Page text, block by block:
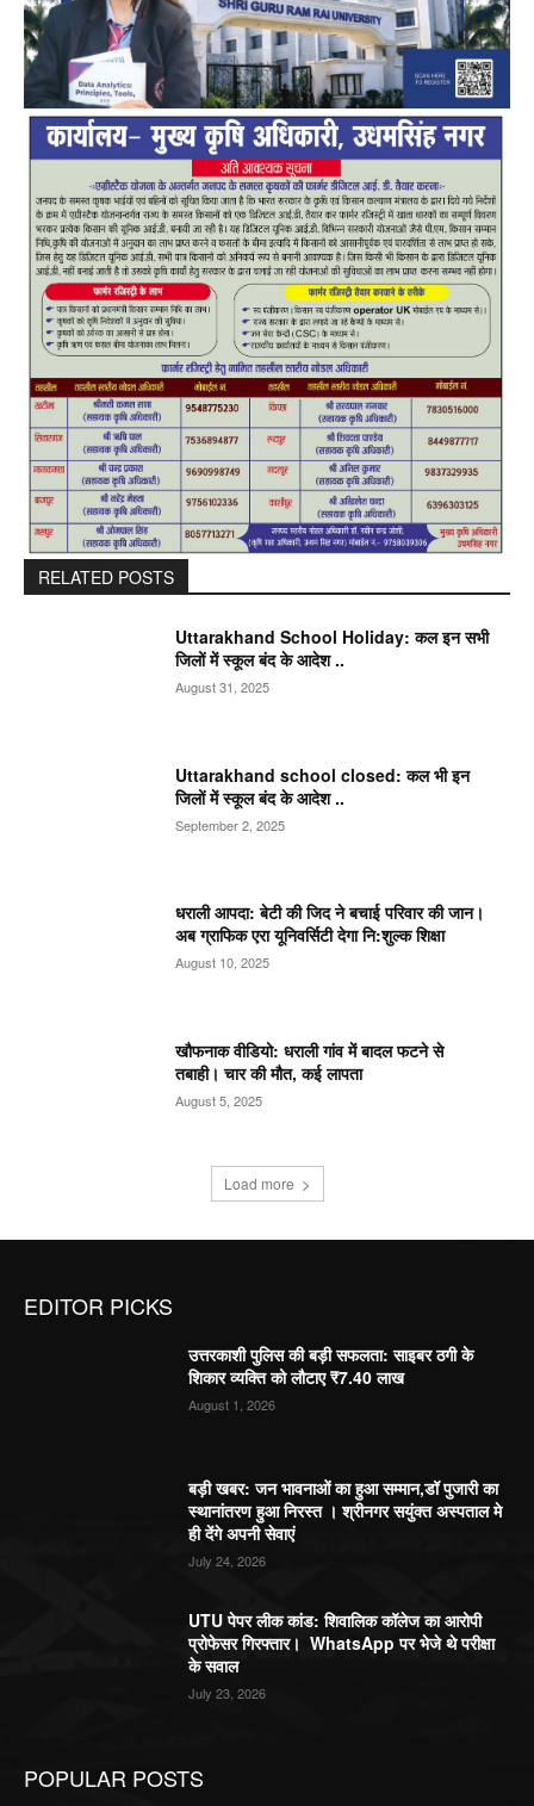
RELATED POSTS
Uttarakhand School Holiday: कल इन सभी
जिलों में स्कूल बंद के आदेश ..
August 31, 2025
Uttarakhand school closed: कल भी इन
जिलों में स्कूल बंद के आदेश ..
September 2, 2025
धराली आपदा: बेटी की जिद ने बचाई परिवार की जान।
अब ग्राफिक एरा यूनिवर्सिटी देगा नि:शुल्क शिक्षा
August 10, 2025
खौफनाक वीडियो: धराली गांव में बादल फटने से
तबाही। चार की मौत, कई लापता
August 5, 2025
Load more
EDITOR PICKS
उत्तरकाशी पुलिस की बड़ी सफलता: साइबर ठगी के
शिकार व्यक्ति को लौटाए ₹7.40 लाख
August 1, 2026
बड़ी खबर: जन भावनाओं का हुआ सम्मान,डॉ पुजारी का
स्थानांतरण हुआ निरस्त । श्रीनगर सयुंक्त अस्पताल मे
ही देंगे अपनी सेवाएं
July 24, 2026
UTU पेपर लीक कांड: शिवालिक कॉलेज का आरोपी
प्रोफेसर गिरफ्तार। WhatsApp पर भेजे थे परीक्षा
के सवाल
July 23, 2026
POPULAR POSTS